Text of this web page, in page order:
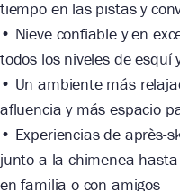
tiempo en las pistas y
• Nieve confiable y en
todos los niveles de esquí
• Un ambiente más
afluencia y más espacio
• Experiencias de après-
junto a la chimenea
en familia o con amigos